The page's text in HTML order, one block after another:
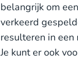
belangrijk om
verkeerd
resulteren in
Je kunt er ook